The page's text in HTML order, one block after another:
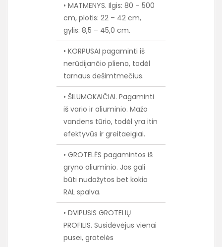
• MATMENYS. Ilgis: 80 – 500
cm, plotis: 22 – 42 cm,
gylis: 8,5 – 45,0 cm.
• KORPUSAI pagaminti iš
nerūdijančio plieno, todėl
tarnaus dešimtmečius.
• ŠILUMOKAIČIAI. Pagaminti
iš vario ir aliuminio. Mažo
vandens tūrio, todėl yra itin
efektyvūs ir greitaeigiai.
• GROTELĖS pagamintos iš
gryno aliuminio. Jos gali
būti nudažytos bet kokia
RAL spalva.
• DVIPUSIS GROTELIŲ
PROFILIS. Susidėvėjus vienai
pusei, grotelės